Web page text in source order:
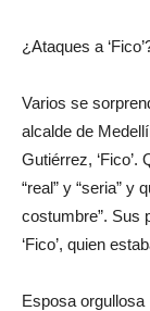
¿Ataques a
Varios se
alcalde de
Gutiérrez,
“real” y “seria” y
costumbre”. Sus
‘Fico’, quien
Esposa orgullosa